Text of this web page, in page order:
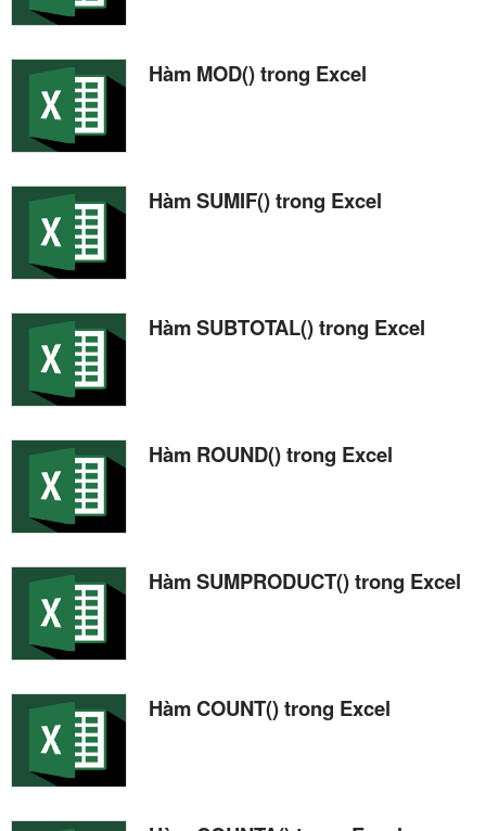
Hàm MOD() trong Excel
Hàm SUMIF() trong Excel
Hàm SUBTOTAL() trong Excel
Hàm ROUND() trong Excel
Hàm SUMPRODUCT() trong Excel
Hàm COUNT() trong Excel